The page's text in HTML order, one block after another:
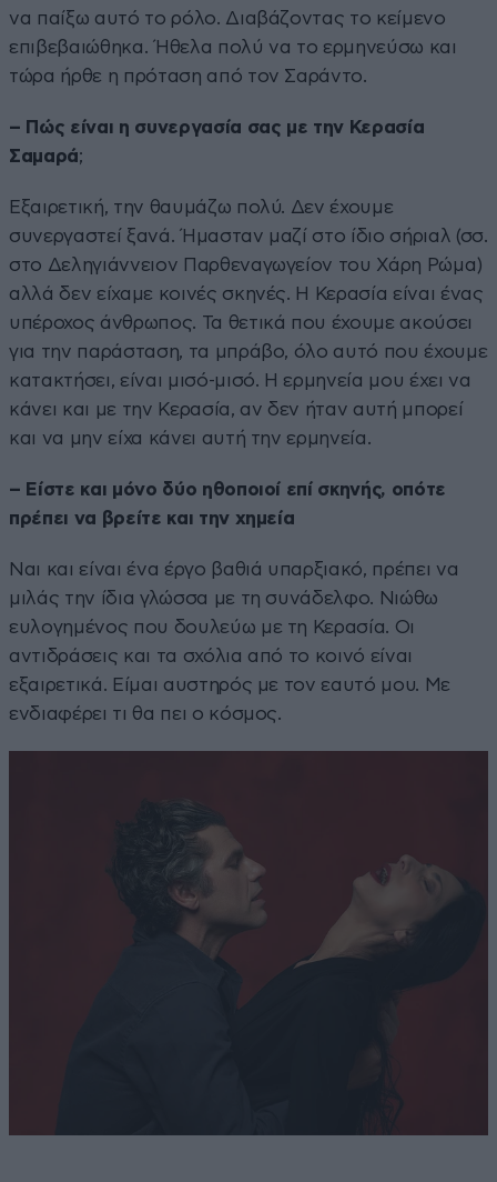
να παίξω αυτό το ρόλο. Διαβάζοντας το κείμενο
επιβεβαιώθηκα. Ήθελα πολύ να το ερμηνεύσω και
τώρα ήρθε η πρόταση από τον Σαράντο.
– Πώς είναι η συνεργασία σας με την Κερασία
Σαμαρά;
Εξαιρετική, την θαυμάζω πολύ. Δεν έχουμε
συνεργαστεί ξανά. Ήμασταν μαζί στο ίδιο σήριαλ (σσ.
στο Δεληγιάννειον Παρθεναγωγείον του Χάρη Ρώμα)
αλλά δεν είχαμε κοινές σκηνές. Η Κερασία είναι ένας
υπέροχος άνθρωπος. Τα θετικά που έχουμε ακούσει
για την παράσταση, τα μπράβο, όλο αυτό που έχουμε
κατακτήσει, είναι μισό-μισό. Η ερμηνεία μου έχει να
κάνει και με την Κερασία, αν δεν ήταν αυτή μπορεί
και να μην είχα κάνει αυτή την ερμηνεία.
– Είστε και μόνο δύο ηθοποιοί επί σκηνής, οπότε
πρέπει να βρείτε και την χημεία
Ναι και είναι ένα έργο βαθιά υπαρξιακό, πρέπει να
μιλάς την ίδια γλώσσα με τη συνάδελφο. Νιώθω
ευλογημένος που δουλεύω με τη Κερασία. Οι
αντιδράσεις και τα σχόλια από το κοινό είναι
εξαιρετικά. Είμαι αυστηρός με τον εαυτό μου. Με
ενδιαφέρει τι θα πει ο κόσμος.